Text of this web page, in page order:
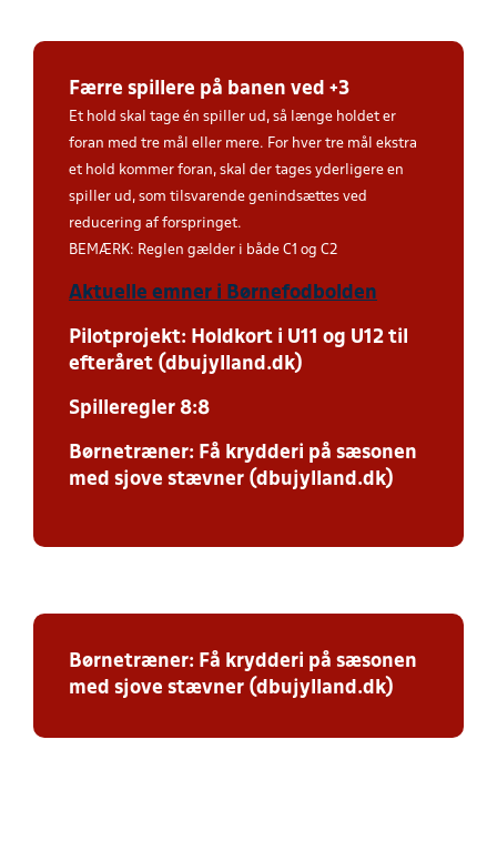
Færre spillere på banen ved +3
Et hold skal tage én spiller ud, så længe holdet er
foran med tre mål eller mere. For hver tre mål ekstra
et hold kommer foran, skal der tages yderligere en
spiller ud, som tilsvarende genindsættes ved
reducering af forspringet.
BEMÆRK: Reglen gælder i både C1 og C2
Aktuelle emner i Børnefodbolden
Pilotprojekt: Holdkort i U11 og U12 til
efteråret (dbujylland.dk)
Spilleregler 8:8
Børnetræner: Få krydderi på sæsonen
med sjove stævner (dbujylland.dk)
Børnetræner: Få krydderi på sæsonen
med sjove stævner (dbujylland.dk)